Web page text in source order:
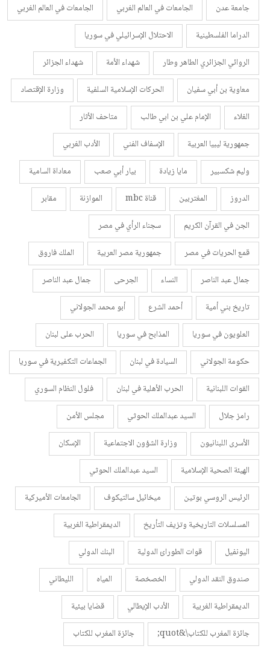
جامعة عدن
الجامعات في العالم الغربي
الجامعات في العالم الغربي
الدراما الفلسطينية
الاحتلال الإسرائيلي في سوريا
الروائي الجزائري الطاهر وطار
شهداء الأمة
شهداء الجزائر
معاوية بن أبي سفيان
الحركات الإسلامية السلفية
وزارة الإقتصاد
الغلاء
الإمام علي بن ابي طالب
متاحف الأثار
جمهورية ليبيا العربية
الإسفاف الفني
الأدب الغربي
وليم شكسبير
مايا زيادة بيار أبي صعب
معاداة السامية
الدروز
المغتربين قناة mbc الموازنة
مقابر
الجن في القرآن الكريم
سجناء الرأي في مصر
قمع الحريات في مصر
جمهورية مصر العربية
الملك فاروق
جمال عبد الناصر
النساء الجرحى
جمال عبد الناصر
تاريخ بني أمية
أحمد الشرع
أبو محمد الجولاني
العلويون في سوريا
المذابح في سوريا
الحرب على لبنان
حكومة الجولاني
السيادة في لبنان
الجماعات التكفيرية في سوريا
القوات اللبنانية
الحرب الأهلية في لبنان
فلول النظام السوري
رامز جلال
السيد عبدالملك الحوثي
مجلس الأمن
الأسرى اللبنانيون
وزارة الشؤون الاجتماعية
الإسكان
الهيئة الصحية الإسلامية
السيد عبدالملك الحوثي
الرئيس الروسي بوتين
ميخائيل سالتيكوف
الجامعات الأميركية
المسلسلات التاريخية وتزيف التأريخ
الديمقراطية الغربية
اليونفيل
قوات الطورائ الدولية
البنك الدولي
صندوق النقد الدولي
الخصخصة المياه
الليطاني
الديمقراطية الغربية
الأدب الإيطالي
قضايا بيئية
جائزة المغرب للكتاب\&quot;
جائزة المغرب للكتاب